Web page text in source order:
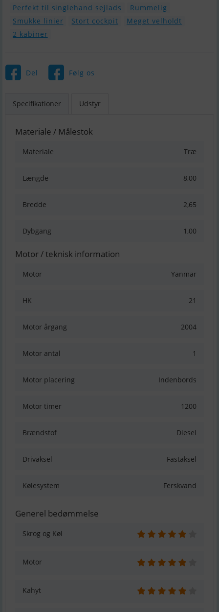
Perfekt til singlehand sejlads
Rummelig
Smukke linier
Stort cockpit
Meget velholdt
2 kabiner
Del Følg os
Specifikationer Udstyr
Materiale / Målestok
Materiale Træ
Længde 8,00
Bredde 2,65
Dybgang 1,00
Motor / teknisk information
Motor Yanmar
HK 21
Motor årgang 2004
Motor antal 1
Motor placering Indenbords
Motor timer 1200
Brændstof Diesel
Drivaksel Fastaksel
Kølesystem Ferskvand
Generel bedømmelse
Skrog og Køl
Motor
Kahyt